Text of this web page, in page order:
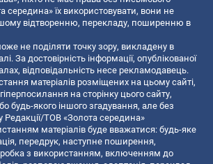
середина» їх використовувати, вони не
відтворенню, перекладу, поширенню в
не поділяти точку зору, викладену в
За достовірність інформації, опублікованої
відповідальність несе рекламодавець.
матеріалів розміщених на цьому сайті,
на сторінку цього сайту,
будь-якого іншого згадування, але без
Редакції/ТОВ «Золота середина»
матеріалів буде вважатися: будь-яке
передрук, наступне поширення,
з використанням, включенням до